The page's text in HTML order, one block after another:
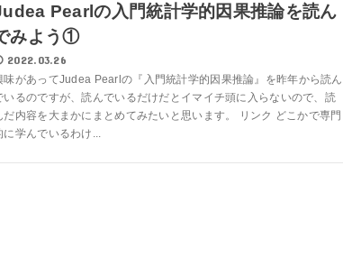
Pearlの入門統計学的因果推論を読ん
みよう①
2022.03.26
味があってJudea Pearlの『入門統計学的因果推論』を昨年から読ん
いるのですが、読んでいるだけだとイマイチ頭に入らないので、読
だ内容を大まかにまとめてみたいと思います。 リンク どこかで専門
に学んでいるわけ...